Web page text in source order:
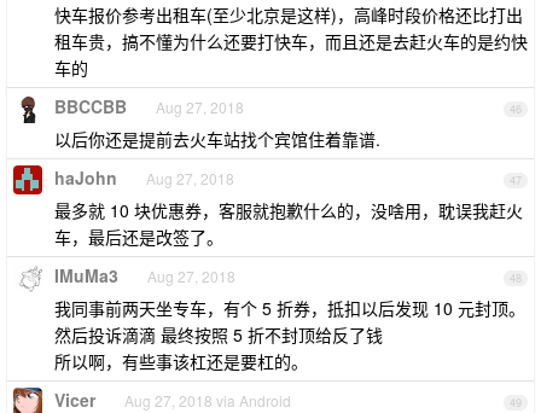
快车报价参考出租车(至少北京是这样)，高峰时段价格还比打出
租车贵，搞不懂为什么还要打快车，而且还是去赶火车的是约快
车的
46
BBCCBB Aug 27, 2018
以后你还是提前去火车站找个宾馆住着靠谱.
47
haJohn Aug 27, 2018
最多就 10 块优惠券，客服就抱歉什么的，没啥用，耽误我赶火
车，最后还是改签了。
48
IMuMa3 Aug 27, 2018
我同事前两天坐专车，有个 5 折券，抵扣以后发现 10 元封顶。
然后投诉滴滴 最终按照 5 折不封顶给反了钱
所以啊，有些事该杠还是要杠的。
49
Vicer Aug 27, 2018 via Android